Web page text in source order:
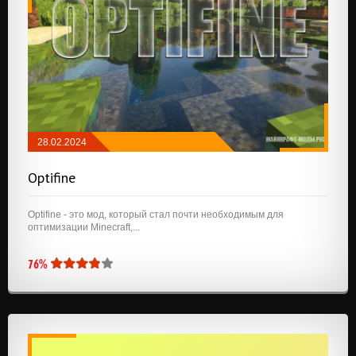
28.02.2024
Optifine
Optifine - это мод, который стал почти необходимым для
оптимизации Minecraft,...
76%